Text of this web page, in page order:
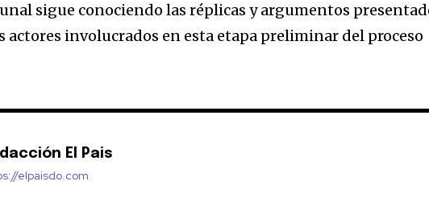
sigue conociendo las réplicas y argumentos
involucrados en esta etapa preliminar del proceso
El Pais
elpaisdo.com